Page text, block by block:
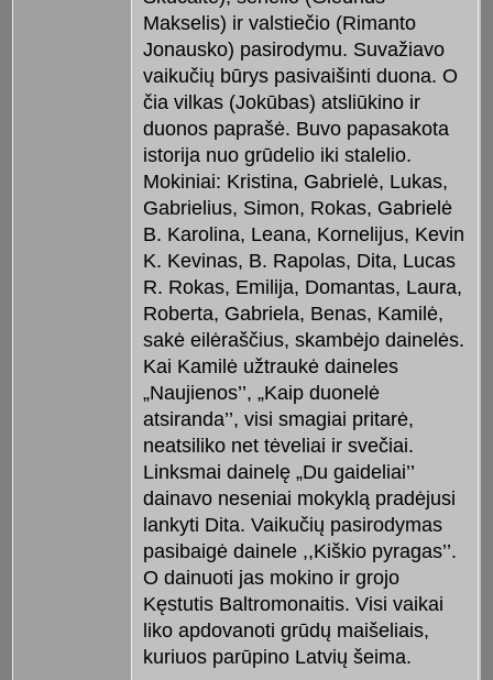
Makselis) ir valstiečio (Rimanto
Jonausko) pasirodymu. Suvažiavo
vaikučių būrys pasivaišinti duona. O
čia vilkas (Jokūbas) atsliūkino ir
duonos paprašė. Buvo papasakota
istorija nuo grūdelio iki stalelio.
Mokiniai: Kristina, Gabrielė, Lukas,
Gabrielius, Simon, Rokas, Gabrielė
B. Karolina, Leana, Kornelijus, Kevin
K. Kevinas, B. Rapolas, Dita, Lucas
R. Rokas, Emilija, Domantas, Laura,
Roberta, Gabriela, Benas, Kamilė,
sakė eilėraščius, skambėjo dainelės.
Kai Kamilė užtraukė daineles
„Naujienos’’, „Kaip duonelė
atsiranda’’, visi smagiai pritarė,
neatsiliko net tėveliai ir svečiai.
Linksmai dainelę „Du gaideliai’’
dainavo neseniai mokyklą pradėjusi
lankyti Dita. Vaikučių pasirodymas
pasibaigė dainele ,,Kiškio pyragas’’.
O dainuoti jas mokino ir grojo
Kęstutis Baltromonaitis. Visi vaikai
liko apdovanoti grūdų maišeliais,
kuriuos parūpino Latvių šeima.